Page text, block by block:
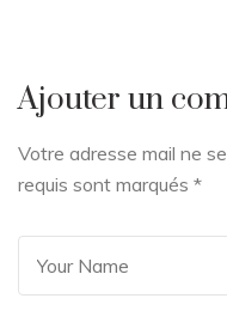
Ajouter un
Votre adresse mail ne
requis sont marqués *